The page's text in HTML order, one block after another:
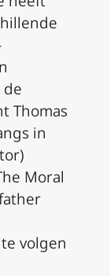
Thomas
in
Moral
volgen